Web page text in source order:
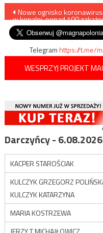
Nawigacja
wpisu
Nowe ognisko
w kopalni, ponad 100
Telegramhttps://t.me/
WESPRZYJ PROJEKT
Darczyńcy - 6.08.2026
KACPER STAROŚCIAK
KULCZYK GRZEGORZ
KULCZYK KATARZYNA
MARIA KOSTRZEWA